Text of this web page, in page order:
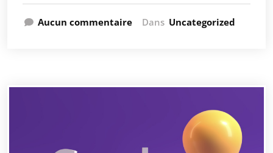
Aucun commentaire Dans Uncategorized